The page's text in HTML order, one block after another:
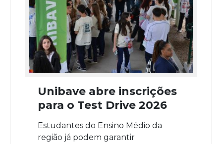
Unibave abre inscrições
para o Test Drive 2026
Estudantes do Ensino Médio da
região já podem garantir